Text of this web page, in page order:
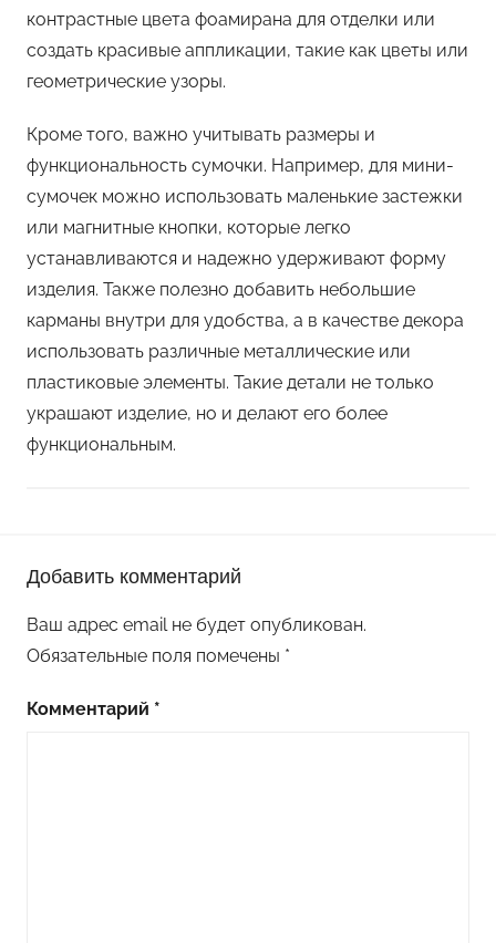
контрастные цвета фоамирана для отделки или
создать красивые аппликации, такие как цветы или
геометрические узоры.
Кроме того, важно учитывать размеры и
функциональность сумочки. Например, для мини-
сумочек можно использовать маленькие застежки
или магнитные кнопки, которые легко
устанавливаются и надежно удерживают форму
изделия. Также полезно добавить небольшие
карманы внутри для удобства, а в качестве декора
использовать различные металлические или
пластиковые элементы. Такие детали не только
украшают изделие, но и делают его более
функциональным.
о
е
л
Добавить комментарий
Ваш адрес email не будет опубликован.
Обязательные поля помечены *
Комментарий *